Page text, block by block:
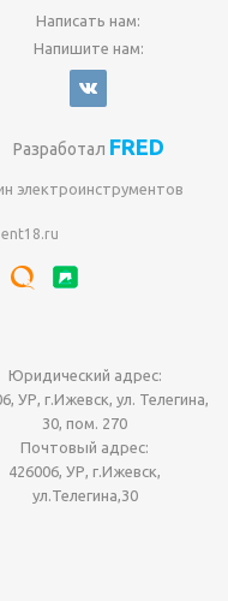
Написать нам:
Напишите нам:
Разработал FRED
электроинструментов
Юридический адрес:
УР, г.Ижевск, ул. Телегина,
30, пом. 270
Почтовый адрес:
426006, УР, г.Ижевск,
ул.Телегина,30